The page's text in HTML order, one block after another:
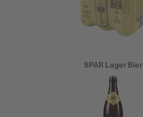
SPAR Lager Bier